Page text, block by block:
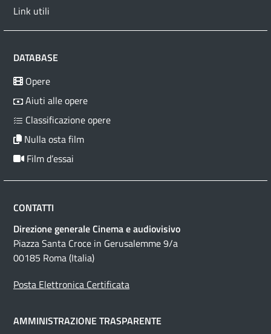
Link utili
DATABASE
Opere
Aiuti alle opere
Classificazione opere
Nulla osta film
Film d’essai
CONTATTI
Direzione generale Cinema e audiovisivo
Piazza Santa Croce in Gerusalemme 9/a
00185 Roma (Italia)
Posta Elettronica Certificata
AMMINISTRAZIONE TRASPARENTE